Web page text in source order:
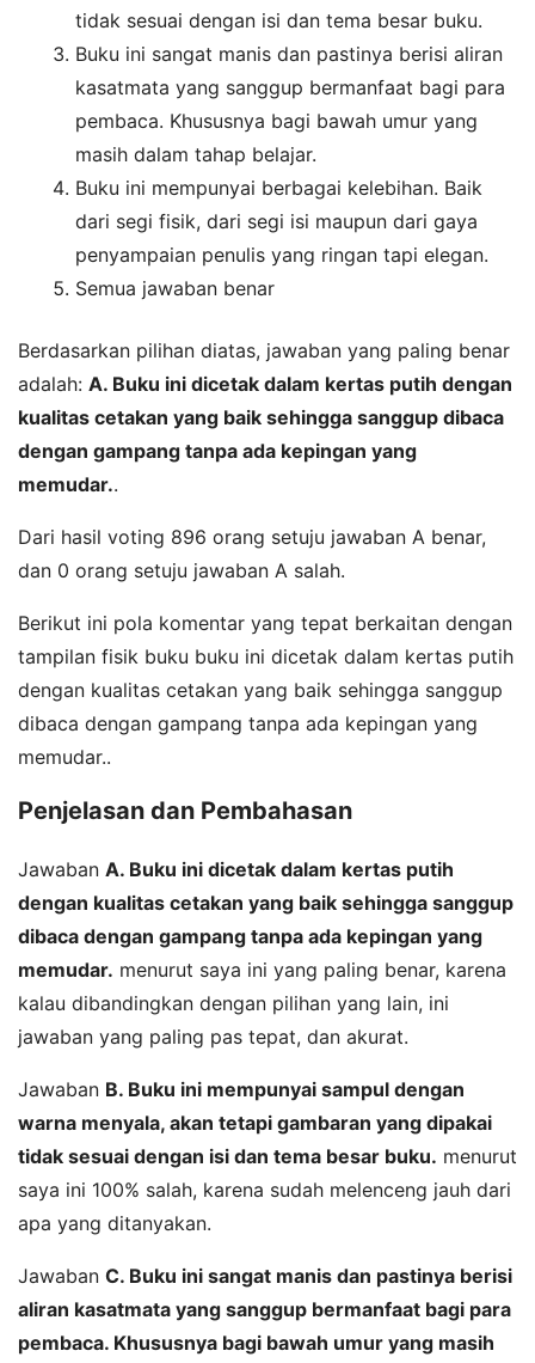
tidak sesuai dengan isi dan tema besar buku.
Buku ini sangat manis dan pastinya berisi aliran
kasatmata yang sanggup bermanfaat bagi para
pembaca. Khususnya bagi bawah umur yang
masih dalam tahap belajar.
Buku ini mempunyai berbagai kelebihan. Baik
dari segi fisik, dari segi isi maupun dari gaya
penyampaian penulis yang ringan tapi elegan.
Semua jawaban benar
Berdasarkan pilihan diatas, jawaban yang paling benar
adalah: A. Buku ini dicetak dalam kertas putih dengan
kualitas cetakan yang baik sehingga sanggup dibaca
dengan gampang tanpa ada kepingan yang
memudar..
Dari hasil voting 896 orang setuju jawaban A benar,
dan 0 orang setuju jawaban A salah.
Berikut ini pola komentar yang tepat berkaitan dengan
tampilan fisik buku buku ini dicetak dalam kertas putih
dengan kualitas cetakan yang baik sehingga sanggup
dibaca dengan gampang tanpa ada kepingan yang
memudar..
Penjelasan dan Pembahasan
Jawaban A. Buku ini dicetak dalam kertas putih
dengan kualitas cetakan yang baik sehingga sanggup
dibaca dengan gampang tanpa ada kepingan yang
memudar. menurut saya ini yang paling benar, karena
kalau dibandingkan dengan pilihan yang lain, ini
jawaban yang paling pas tepat, dan akurat.
Jawaban B. Buku ini mempunyai sampul dengan
warna menyala, akan tetapi gambaran yang dipakai
tidak sesuai dengan isi dan tema besar buku. menurut
saya ini 100% salah, karena sudah melenceng jauh dari
apa yang ditanyakan.
Jawaban C. Buku ini sangat manis dan pastinya berisi
aliran kasatmata yang sanggup bermanfaat bagi para
pembaca. Khususnya bagi bawah umur yang masih